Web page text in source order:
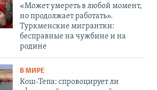
«Может умереть в любой момент,
но продолжает работать».
Туркменские мигрантки:
бесправные на чужбине и на
родине
В МИРЕ
Кош-Тепа: спровоцирует ли